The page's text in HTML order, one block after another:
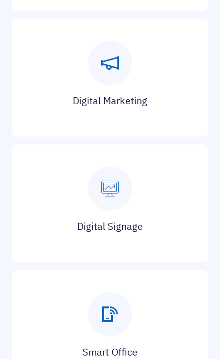
Digital Marketing
Digital Signage
Smart Office